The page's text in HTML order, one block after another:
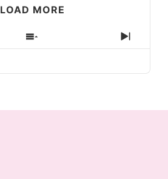
LOAD MORE
Show
Episodes
Next